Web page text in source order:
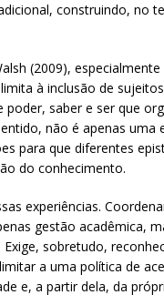
construindo, no
(2009),
à inclusão de
saber e ser que
não é apenas uma
para que diferentes
do conhecimento.
experiências.
gestão acadêmica,
sobretudo,
a uma política de
e, a partir dela, da